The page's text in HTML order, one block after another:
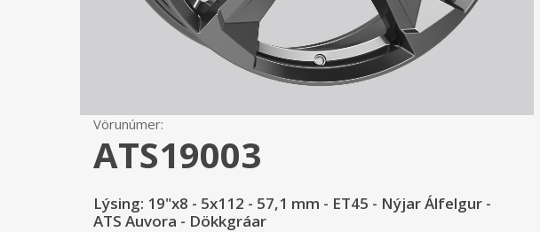
Vörunúmer:
ATS19003
Lýsing: 19"x8 - 5x112 - 57,1 mm - ET45 - Nýjar Álfelgur -
ATS Auvora - Dökkgráar